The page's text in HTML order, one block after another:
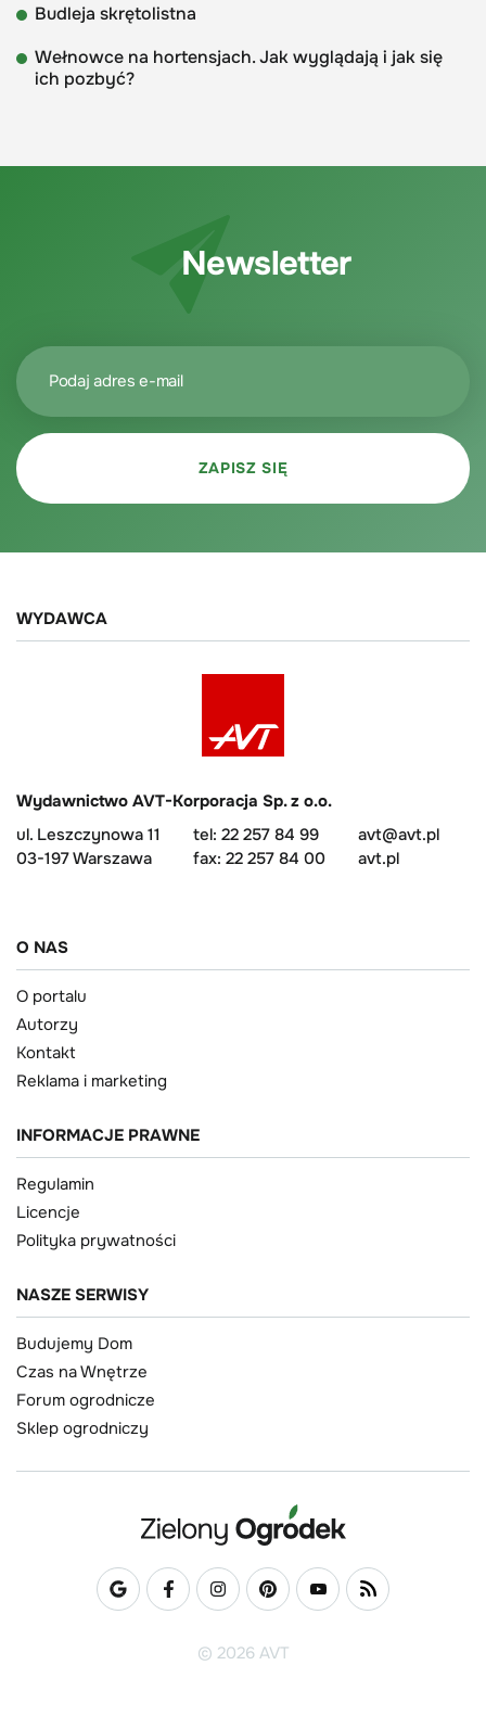
Budleja skrętolistna
Wełnowce na hortensjach. Jak wyglądają i jak się
ich pozbyć?
Newsletter
WYDAWCA
Wydawnictwo AVT-Korporacja Sp. z o.o.
ul. Leszczynowa 11
03-197 Warszawa
tel: 22 257 84 99
fax: 22 257 84 00
avt@avt.pl
avt.pl
O NAS
O portalu
Autorzy
Kontakt
Reklama i marketing
INFORMACJE PRAWNE
Regulamin
Licencje
Polityka prywatności
NASZE SERWISY
Budujemy Dom
Czas na Wnętrze
Forum ogrodnicze
Sklep ogrodniczy
© 2026 AVT